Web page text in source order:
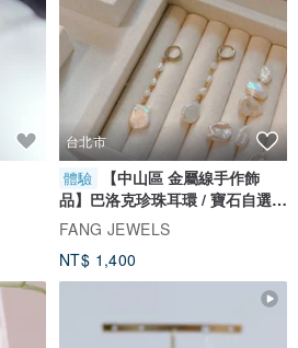
台北市
體驗
【中山區 金屬線手作飾
品】巴洛克珍珠耳環 / 寶石自選 /
1人成班
FANG JEWELS
NT$ 1,400